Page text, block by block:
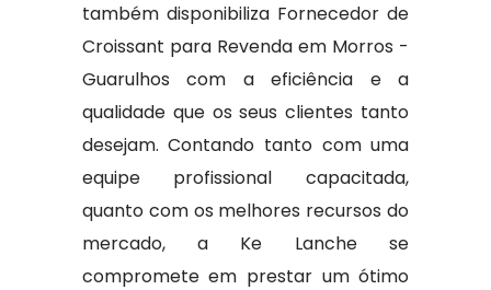
também disponibiliza Fornecedor de
Croissant para Revenda em Morros -
Guarulhos com a eficiência e a
qualidade que os seus clientes tanto
desejam. Contando tanto com uma
equipe profissional capacitada,
quanto com os melhores recursos do
mercado, a Ke Lanche se
compromete em prestar um ótimo